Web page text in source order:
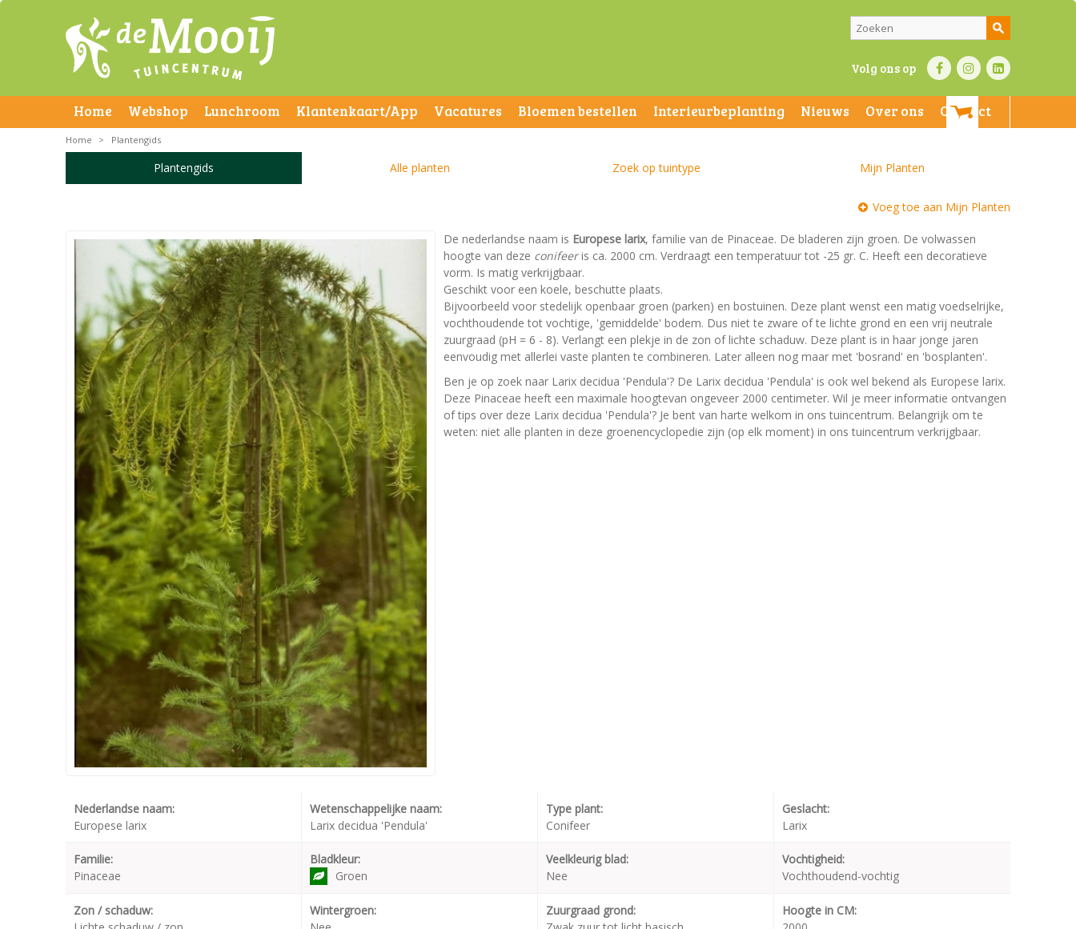
Volg ons op
Home Webshop Lunchroom Klantenkaart/App Vacatures Bloemen bestellen Interieurbeplanting Nieuws Over ons Contact
Home > Plantengids
Plantengids Alle planten Zoek op tuintype Mijn Planten
Voeg toe aan Mijn Planten
De nederlandse naam is Europese larix, familie van de Pinaceae. De bladeren zijn groen. De volwassen
hoogte van deze conifeeris ca. 2000 cm. Verdraagt een temperatuur tot -25 gr. C. Heeft een decoratieve
vorm. Is matig verkrijgbaar.
Geschikt voor een koele, beschutte plaats.
Bijvoorbeeld voor stedelijk openbaar groen (parken) en bostuinen. Deze plant wenst een matig voedselrijke,
vochthoudende tot vochtige, 'gemiddelde' bodem. Dus niet te zware of te lichte grond en een vrij neutrale
zuurgraad (pH = 6 - 8). Verlangt een plekje in de zon of lichte schaduw. Deze plant is in haar jonge jaren
eenvoudig met allerlei vaste planten te combineren. Later alleen nog maar met 'bosrand' en 'bosplanten'.
Ben je op zoek naar Larix decidua 'Pendula'? De Larix decidua 'Pendula' is ook wel bekend als Europese larix.
Deze Pinaceae heeft een maximale hoogtevan ongeveer 2000 centimeter. Wil je meer informatie ontvangen
of tips over deze Larix decidua 'Pendula'? Je bent van harte welkom in ons tuincentrum. Belangrijk om te
weten: niet alle planten in deze groenencyclopedie zijn (op elk moment) in ons tuincentrum verkrijgbaar.
Nederlandse naam:
Europese larix
Wetenschappelijke naam:
Larix decidua 'Pendula'
Type plant:
Conifeer
Geslacht:
Larix
Familie:
Pinaceae
Bladkleur:
Groen
Veelkleurig blad:
Nee
Vochtigheid:
Vochthoudend-vochtig
Zon / schaduw:
Wintergroen:
Zuurgraad grond:
Hoogte in CM: